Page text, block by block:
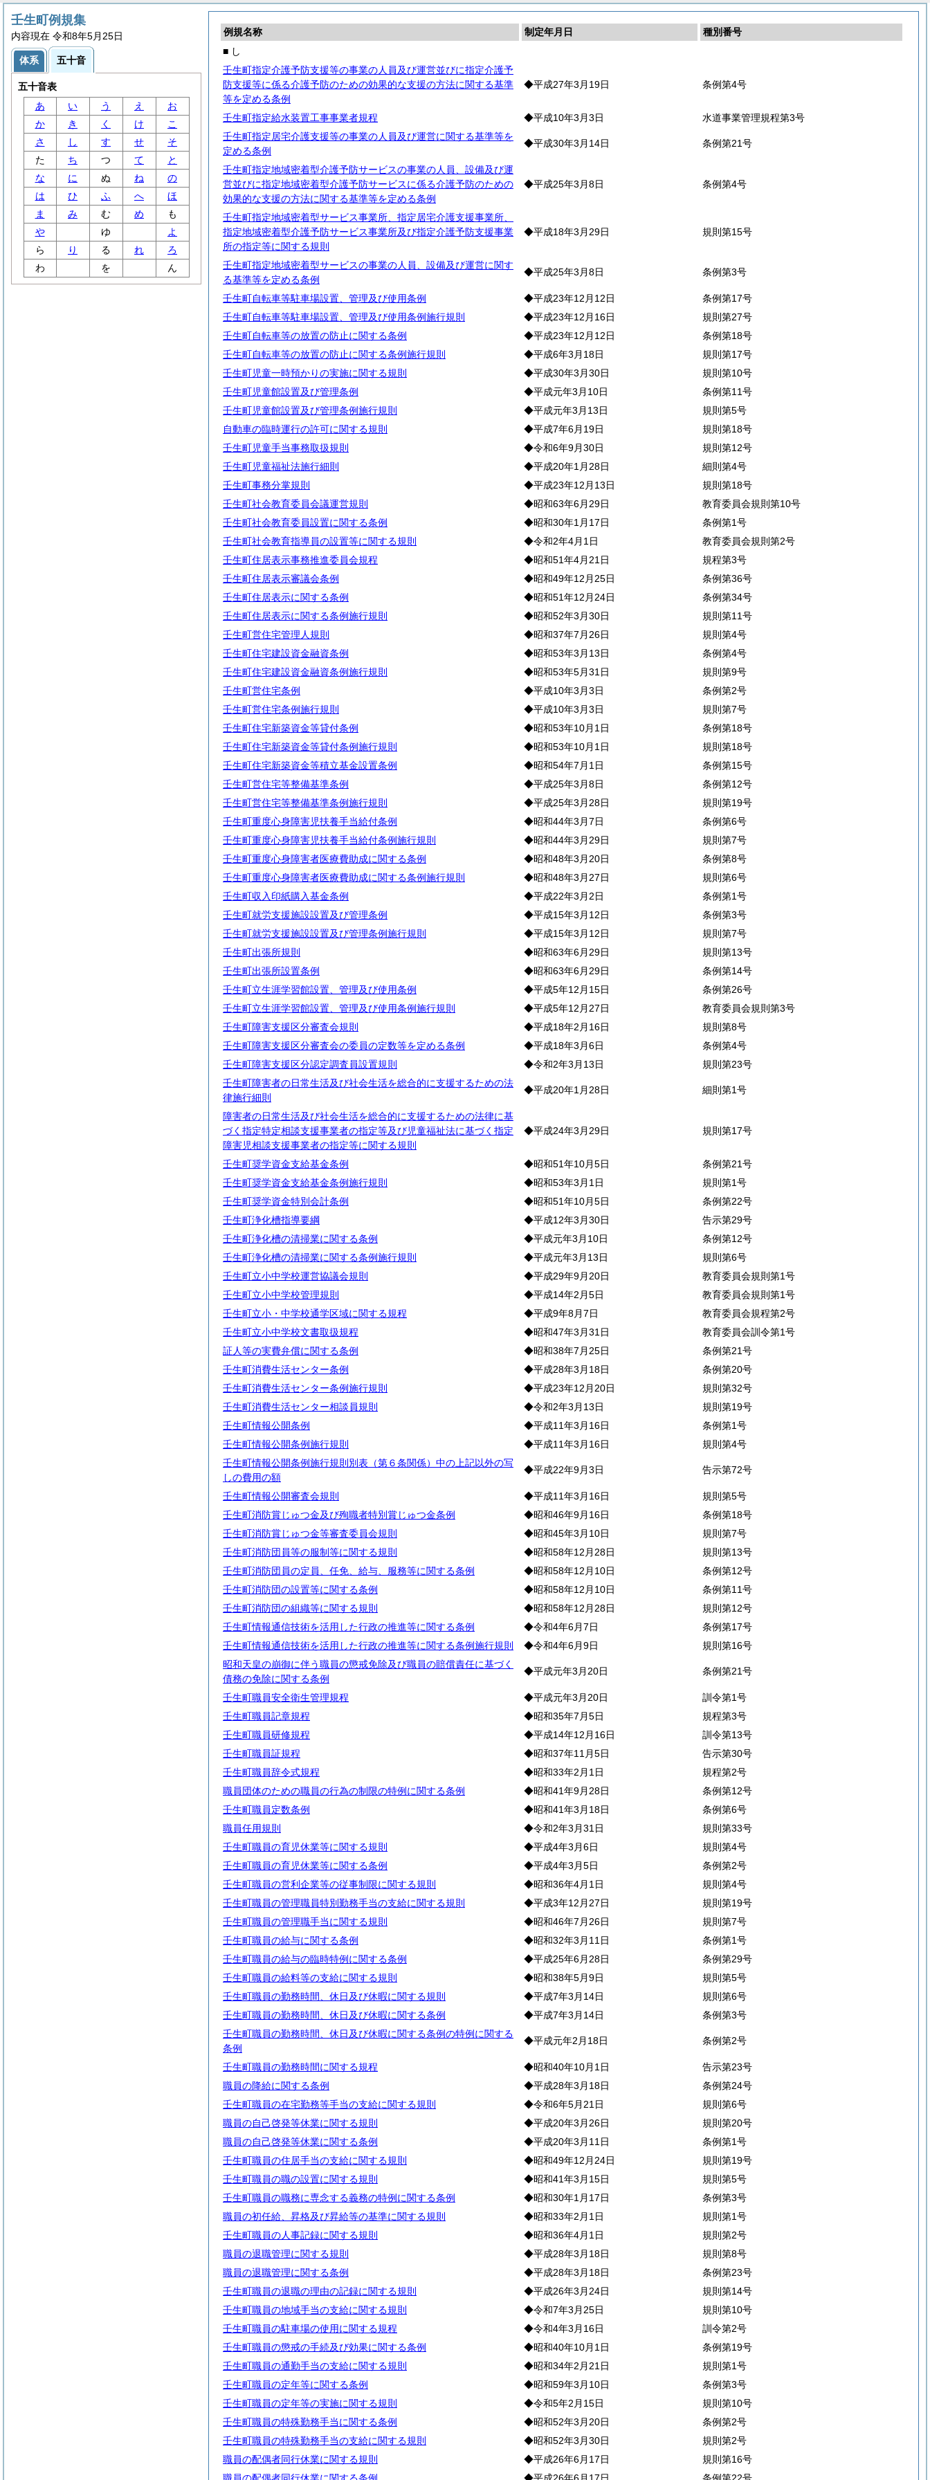
例規名称 制定年月日
種別番号
■ し
壬生町指定介護予防支援等の事業の人員及び運営並びに指定介護予
防支援等に係る介護予防のための効果的な支援の方法に関する基準
等を定める条例
◆平成27年3月19日 条例第4号
壬生町指定給水装置工事事業者規程 ◆平成10年3月3日
水道事業管理規程第3号
壬生町指定居宅介護支援等の事業の人員及び運営に関する基準等を
定める条例
◆平成30年3月14日 条例第21号
壬生町指定地域密着型介護予防サービスの事業の人員、設備及び運
営並びに指定地域密着型介護予防サービスに係る介護予防のための
効果的な支援の方法に関する基準等を定める条例
◆平成25年3月8日 条例第4号
壬生町指定地域密着型サービス事業所、指定居宅介護支援事業所、
指定地域密着型介護予防サービス事業所及び指定介護予防支援事業
所の指定等に関する規則
◆平成18年3月29日 規則第15号
壬生町指定地域密着型サービスの事業の人員、設備及び運営に関す
る基準等を定める条例
◆平成25年3月8日 条例第3号
壬生町自転車等駐車場設置、管理及び使用条例 ◆平成23年12月12日
条例第17号
壬生町自転車等駐車場設置、管理及び使用条例施行規則
◆平成23年12月16日
規則第27号
壬生町自転車等の放置の防止に関する条例
◆平成23年12月12日
条例第18号
壬生町自転車等の放置の防止に関する条例施行規則
◆平成6年3月18日
規則第17号
壬生町児童一時預かりの実施に関する規則
◆平成30年3月30日
規則第10号
壬生町児童館設置及び管理条例
◆平成元年3月10日
条例第11号
壬生町児童館設置及び管理条例施行規則
◆平成元年3月13日
規則第5号
自動車の臨時運行の許可に関する規則
◆平成7年6月19日
規則第18号
壬生町児童手当事務取扱規則
◆令和6年9月30日
規則第12号
壬生町児童福祉法施行細則
◆平成20年1月28日
細則第4号
壬生町事務分掌規則
◆平成23年12月13日
規則第18号
壬生町社会教育委員会議運営規則
◆昭和63年6月29日
教育委員会規則第10号
壬生町社会教育委員設置に関する条例
◆昭和30年1月17日
条例第1号
壬生町社会教育指導員の設置等に関する規則
◆令和2年4月1日
教育委員会規則第2号
壬生町住居表示事務推進委員会規程
◆昭和51年4月21日
規程第3号
壬生町住居表示審議会条例
◆昭和49年12月25日
条例第36号
壬生町住居表示に関する条例
◆昭和51年12月24日
条例第34号
壬生町住居表示に関する条例施行規則
◆昭和52年3月30日
規則第11号
壬生町営住宅管理人規則
◆昭和37年7月26日
規則第4号
壬生町住宅建設資金融資条例
◆昭和53年3月13日
条例第4号
壬生町住宅建設資金融資条例施行規則
◆昭和53年5月31日
規則第9号
壬生町営住宅条例
◆平成10年3月3日
条例第2号
壬生町営住宅条例施行規則
◆平成10年3月3日
規則第7号
壬生町住宅新築資金等貸付条例
◆昭和53年10月1日
条例第18号
壬生町住宅新築資金等貸付条例施行規則
◆昭和53年10月1日
規則第18号
壬生町住宅新築資金等積立基金設置条例
◆昭和54年7月1日
条例第15号
壬生町営住宅等整備基準条例
◆平成25年3月8日
条例第12号
壬生町営住宅等整備基準条例施行規則
◆平成25年3月28日
規則第19号
壬生町重度心身障害児扶養手当給付条例
◆昭和44年3月7日
条例第6号
壬生町重度心身障害児扶養手当給付条例施行規則
◆昭和44年3月29日
規則第7号
壬生町重度心身障害者医療費助成に関する条例
◆昭和48年3月20日
条例第8号
壬生町重度心身障害者医療費助成に関する条例施行規則
◆昭和48年3月27日
規則第6号
壬生町収入印紙購入基金条例
◆平成22年3月2日
条例第1号
壬生町就労支援施設設置及び管理条例
◆平成15年3月12日
条例第3号
壬生町就労支援施設設置及び管理条例施行規則
◆平成15年3月12日
規則第7号
壬生町出張所規則
◆昭和63年6月29日
規則第13号
壬生町出張所設置条例
◆昭和63年6月29日
条例第14号
壬生町立生涯学習館設置、管理及び使用条例
◆平成5年12月15日
条例第26号
壬生町立生涯学習館設置、管理及び使用条例施行規則
◆平成5年12月27日
教育委員会規則第3号
壬生町障害支援区分審査会規則
◆平成18年2月16日
規則第8号
壬生町障害支援区分審査会の委員の定数等を定める条例
◆平成18年3月6日
条例第4号
壬生町障害支援区分認定調査員設置規則
◆令和2年3月13日
規則第23号
壬生町障害者の日常生活及び社会生活を総合的に支援するための法
律施行細則
◆平成20年1月28日 細則第1号
障害者の日常生活及び社会生活を総合的に支援するための法律に基
づく指定特定相談支援事業者の指定等及び児童福祉法に基づく指定
障害児相談支援事業者の指定等に関する規則
◆平成24年3月29日 規則第17号
壬生町奨学資金支給基金条例 ◆昭和51年10月5日
条例第21号
壬生町奨学資金支給基金条例施行規則
◆昭和53年3月1日
規則第1号
壬生町奨学資金特別会計条例
◆昭和51年10月5日
条例第22号
壬生町浄化槽指導要綱
◆平成12年3月30日
告示第29号
壬生町浄化槽の清掃業に関する条例
◆平成元年3月10日
条例第12号
壬生町浄化槽の清掃業に関する条例施行規則
◆平成元年3月13日
規則第6号
壬生町立小中学校運営協議会規則
◆平成29年9月20日
教育委員会規則第1号
壬生町立小中学校管理規則
◆平成14年2月5日
教育委員会規則第1号
壬生町立小・中学校通学区域に関する規程
◆平成9年8月7日
教育委員会規程第2号
壬生町立小中学校文書取扱規程
◆昭和47年3月31日
教育委員会訓令第1号
証人等の実費弁償に関する条例
◆昭和38年7月25日
条例第21号
壬生町消費生活センター条例
◆平成28年3月18日
条例第20号
壬生町消費生活センター条例施行規則
◆平成23年12月20日
規則第32号
壬生町消費生活センター相談員規則
◆令和2年3月13日
規則第19号
壬生町情報公開条例
◆平成11年3月16日
条例第1号
壬生町情報公開条例施行規則
◆平成11年3月16日
規則第4号
壬生町情報公開条例施行規則別表（第６条関係）中の上記以外の写
しの費用の額
◆平成22年9月3日 告示第72号
壬生町情報公開審査会規則 ◆平成11年3月16日
規則第5号
壬生町消防賞じゅつ金及び殉職者特別賞じゅつ金条例
◆昭和46年9月16日
条例第18号
壬生町消防賞じゅつ金等審査委員会規則
◆昭和45年3月10日
規則第7号
壬生町消防団員等の服制等に関する規則
◆昭和58年12月28日
規則第13号
壬生町消防団員の定員、任免、給与、服務等に関する条例
◆昭和58年12月10日
条例第12号
壬生町消防団の設置等に関する条例
◆昭和58年12月10日
条例第11号
壬生町消防団の組織等に関する規則
◆昭和58年12月28日
規則第12号
壬生町情報通信技術を活用した行政の推進等に関する条例
◆令和4年6月7日
条例第17号
壬生町情報通信技術を活用した行政の推進等に関する条例施行規則
◆令和4年6月9日
規則第16号
昭和天皇の崩御に伴う職員の懲戒免除及び職員の賠償責任に基づく
債務の免除に関する条例
◆平成元年3月20日 条例第21号
壬生町職員安全衛生管理規程 ◆平成元年3月20日
訓令第1号
壬生町職員記章規程
◆昭和35年7月5日
規程第3号
壬生町職員研修規程
◆平成14年12月16日
訓令第13号
壬生町職員証規程
◆昭和37年11月5日
告示第30号
壬生町職員辞令式規程
◆昭和33年2月1日
規程第2号
職員団体のための職員の行為の制限の特例に関する条例
◆昭和41年9月28日
条例第12号
壬生町職員定数条例
◆昭和41年3月18日
条例第6号
職員任用規則
◆令和2年3月31日
規則第33号
壬生町職員の育児休業等に関する規則
◆平成4年3月6日
規則第4号
壬生町職員の育児休業等に関する条例
◆平成4年3月5日
条例第2号
壬生町職員の営利企業等の従事制限に関する規則
◆昭和36年4月1日
規則第4号
壬生町職員の管理職員特別勤務手当の支給に関する規則
◆平成3年12月27日
規則第19号
壬生町職員の管理職手当に関する規則
◆昭和46年7月26日
規則第7号
壬生町職員の給与に関する条例
◆昭和32年3月11日
条例第1号
壬生町職員の給与の臨時特例に関する条例
◆平成25年6月28日
条例第29号
壬生町職員の給料等の支給に関する規則
◆昭和38年5月9日
規則第5号
壬生町職員の勤務時間、休日及び休暇に関する規則
◆平成7年3月14日
規則第6号
壬生町職員の勤務時間、休日及び休暇に関する条例
◆平成7年3月14日
条例第3号
壬生町職員の勤務時間、休日及び休暇に関する条例の特例に関する
条例
◆平成元年2月18日 条例第2号
壬生町職員の勤務時間に関する規程 ◆昭和40年10月1日
告示第23号
職員の降給に関する条例
◆平成28年3月18日
条例第24号
壬生町職員の在宅勤務等手当の支給に関する規則
◆令和6年5月21日
規則第6号
職員の自己啓発等休業に関する規則
◆平成20年3月26日
規則第20号
職員の自己啓発等休業に関する条例
◆平成20年3月11日
条例第1号
壬生町職員の住居手当の支給に関する規則
◆昭和49年12月24日
規則第19号
壬生町職員の職の設置に関する規則
◆昭和41年3月15日
規則第5号
壬生町職員の職務に専念する義務の特例に関する条例
◆昭和30年1月17日
条例第3号
職員の初任給、昇格及び昇給等の基準に関する規則
◆昭和33年2月1日
規則第1号
壬生町職員の人事記録に関する規則
◆昭和36年4月1日
規則第2号
職員の退職管理に関する規則
◆平成28年3月18日
規則第8号
職員の退職管理に関する条例
◆平成28年3月18日
条例第23号
壬生町職員の退職の理由の記録に関する規則
◆平成26年3月24日
規則第14号
壬生町職員の地域手当の支給に関する規則
◆令和7年3月25日
規則第10号
壬生町職員の駐車場の使用に関する規程
◆令和4年3月16日
訓令第2号
壬生町職員の懲戒の手続及び効果に関する条例
◆昭和40年10月1日
条例第19号
壬生町職員の通勤手当の支給に関する規則
◆昭和34年2月21日
規則第1号
壬生町職員の定年等に関する条例
◆昭和59年3月10日
条例第3号
壬生町職員の定年等の実施に関する規則
◆令和5年2月15日
規則第10号
壬生町職員の特殊勤務手当に関する条例
◆昭和52年3月20日
条例第2号
壬生町職員の特殊勤務手当の支給に関する規則
◆昭和52年3月30日
規則第2号
職員の配偶者同行休業に関する規則
◆平成26年6月17日
規則第16号
壬生町例規集
内容現在 令和8年5月25日
体系 五十音
五十音表
あ
い う え
お
か
き く け
こ
さ
し す せ
そ
た
ち つ て
と
な
に ぬ ね
の
は
ひ ふ へ
ほ
ま
み む め
も
や
ゆ
よ
ら
り る れ
ろ
わ
を ん